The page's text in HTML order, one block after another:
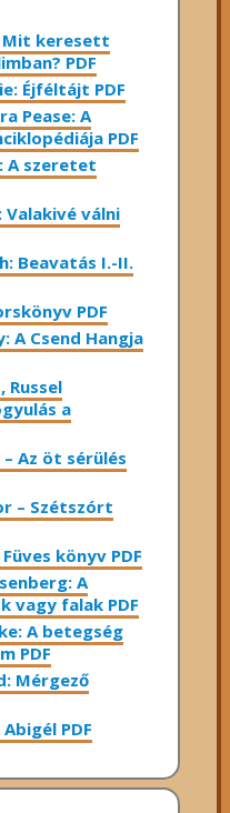
Mit keresett
PDF
Éjféltájt PDF
Pease: A
PDF
A ​szeretet
Valakivé válni
Beavatás I.-II.
PDF
A Csend Hangja
Russel
a
Az öt sérülés
– Szétszórt
könyv PDF
A
vagy falak PDF
A betegség
PDF
Mérgező
PDF